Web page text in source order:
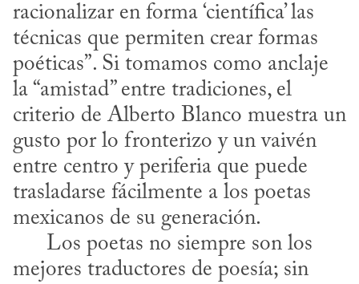
racionalizar en forma ‘científica’ las
técnicas que permiten crear formas
poéticas”. Si tomamos como anclaje
la “amistad” entre tradiciones, el
criterio de Alberto Blanco muestra un
gusto por lo fronterizo y un vaivén
entre centro y periferia que puede
trasladarse fácilmente a los poetas
mexicanos de su generación.
mejores traductores de poesía; sin